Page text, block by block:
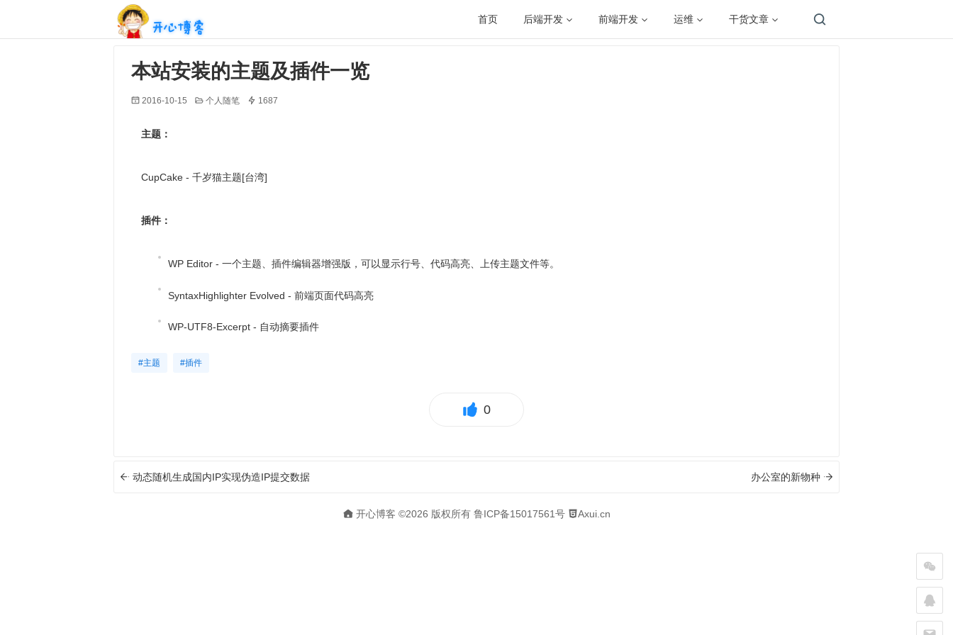
开心博客 首页 后端开发 前端开发 运维 干货文章
本站安装的主题及插件一览
2016-10-15 个人随笔 1687
主题：
CupCake - 千岁猫主题[台湾]
插件：
WP Editor - 一个主题、插件编辑器增强版，可以显示行号、代码高亮、上传主题文件等。
SyntaxHighlighter Evolved - 前端页面代码高亮
WP-UTF8-Excerpt - 自动摘要插件
#主题 #插件
0
动态随机生成国内IP实现伪造IP提交数据 办公室的新物种
开心博客 ©2026 版权所有 鲁ICP备15017561号 Axui.cn